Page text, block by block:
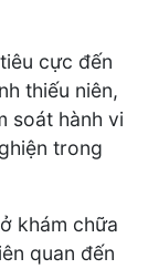
cực đến
thiếu niên,
soát hành vi
trong
khám chữa
quan đến